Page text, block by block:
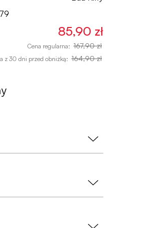
85,90 zł
Cena regularna: 167,90 zł
z 30 dni przed obniżką: 164,90 zł
Paczkomatów);
pozbawiona jakichkolwiek